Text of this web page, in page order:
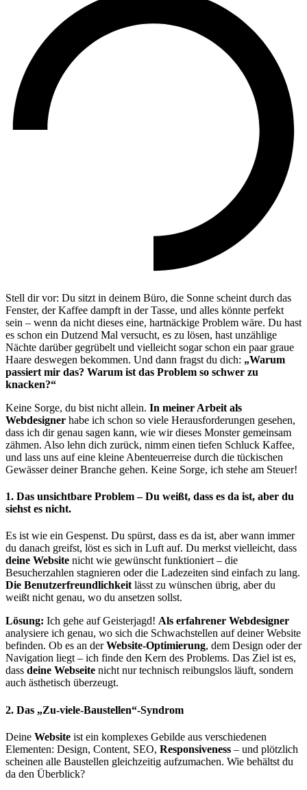
Stell dir vor: Du sitzt in deinem Büro, die Sonne scheint durch das
Fenster, der Kaffee dampft in der Tasse, und alles könnte perfekt
sein – wenn da nicht dieses eine, hartnäckige Problem wäre. Du hast
es schon ein Dutzend Mal versucht, es zu lösen, hast unzählige
Nächte darüber gegrübelt und vielleicht sogar schon ein paar graue
Haare deswegen bekommen. Und dann fragst du dich: „Warum
passiert mir das? Warum ist das Problem so schwer zu
knacken?“
Keine Sorge, du bist nicht allein. In meiner Arbeit als
Webdesigner habe ich schon so viele Herausforderungen gesehen,
dass ich dir genau sagen kann, wie wir dieses Monster gemeinsam
zähmen. Also lehn dich zurück, nimm einen tiefen Schluck Kaffee,
und lass uns auf eine kleine Abenteuerreise durch die tückischen
Gewässer deiner Branche gehen. Keine Sorge, ich stehe am Steuer!
1. Das unsichtbare Problem – Du weißt, dass es da ist, aber du
siehst es nicht.
Es ist wie ein Gespenst. Du spürst, dass es da ist, aber wann immer
du danach greifst, löst es sich in Luft auf. Du merkst vielleicht, dass
deine Website nicht wie gewünscht funktioniert – die
Besucherzahlen stagnieren oder die Ladezeiten sind einfach zu lang.
Die Benutzerfreundlichkeit lässt zu wünschen übrig, aber du
weißt nicht genau, wo du ansetzen sollst.
Lösung: Ich gehe auf Geisterjagd! Als erfahrener Webdesigner
analysiere ich genau, wo sich die Schwachstellen auf deiner Website
befinden. Ob es an derWebsite-Optimierung, dem Design oder der
Navigation liegt – ich finde den Kern des Problems. Das Ziel ist es,
dass deine Webseite nicht nur technisch reibungslos läuft, sondern
auch ästhetisch überzeugt.
2. Das „Zu-viele-Baustellen“-Syndrom
Deine Website ist ein komplexes Gebilde aus verschiedenen
Elementen: Design, Content, SEO, Responsiveness – und plötzlich
scheinen alle Baustellen gleichzeitig aufzumachen. Wie behältst du
da den Überblick?